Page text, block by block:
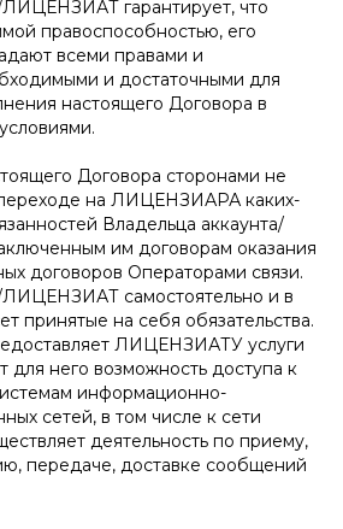
ЛИЦЕНЗИАТ гарантирует, что
правоспособностью, его
всеми правами и
и достаточными для
настоящего Договора в
Договора сторонами не
переходе на ЛИЦЕНЗИАРА каких-
Владельца аккаунта/
им договорам оказания
договоров Операторами связи.
ЛИЦЕНЗИАТ самостоятельно и в
принятые на себя обязательства.
ЛИЦЕНЗИАТУ услуги
для него возможность доступа к
информационно-
сетей, в том числе к сети
деятельность по приему,
передаче, доставке сообщений